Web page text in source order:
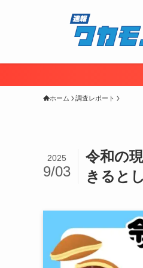
ホーム 調査レポート
令和の
きると
2025
9/03